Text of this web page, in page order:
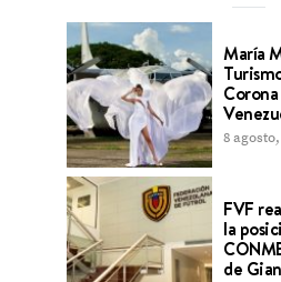
María
8 agosto,
FVF
la
de